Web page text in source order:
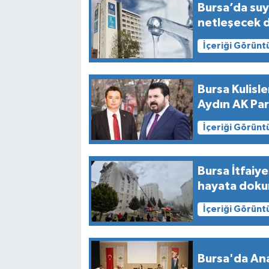
Bursa’da
netleşecek
İçeriği
Bursa
Aydın AK
İçeriği
Bursa
hayata
İçeriği
Bursa'da